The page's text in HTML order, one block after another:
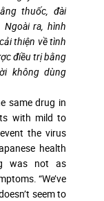
thuốc, đài
ra, hình
thiện về tình
điều trị bằng
không dùng
same drug in
with mild to
the virus
health
was not as
“We’ve
seem to